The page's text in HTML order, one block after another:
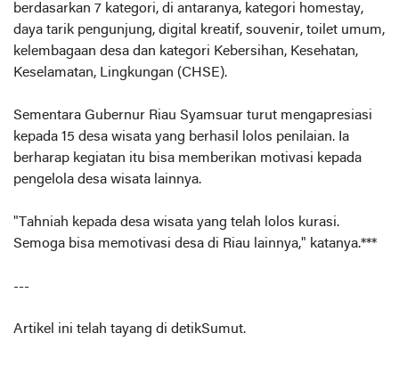
berdasarkan 7 kategori, di antaranya, kategori homestay,
daya tarik pengunjung, digital kreatif, souvenir, toilet umum,
kelembagaan desa dan kategori Kebersihan, Kesehatan,
Keselamatan, Lingkungan (CHSE).
Sementara Gubernur Riau Syamsuar turut mengapresiasi
kepada 15 desa wisata yang berhasil lolos penilaian. Ia
berharap kegiatan itu bisa memberikan motivasi kepada
pengelola desa wisata lainnya.
"Tahniah kepada desa wisata yang telah lolos kurasi.
Semoga bisa memotivasi desa di Riau lainnya," katanya.***
---
Artikel ini telah tayang di detikSumut.